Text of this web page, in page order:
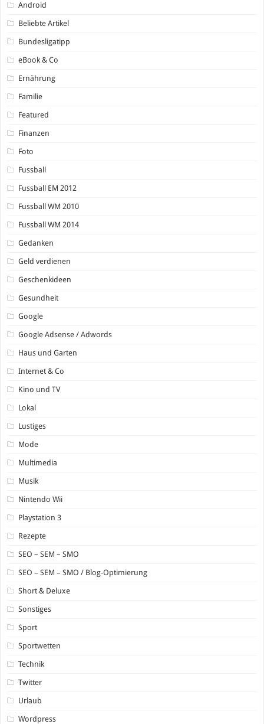
Android
Beliebte Artikel
Bundesligatipp
eBook & Co
Ernährung
Familie
Featured
Finanzen
Foto
Fussball
Fussball EM 2012
Fussball WM 2010
Fussball WM 2014
Gedanken
Geld verdienen
Geschenkideen
Gesundheit
Google
Google Adsense / Adwords
Haus und Garten
Internet & Co
Kino und TV
Lokal
Lustiges
Mode
Multimedia
Musik
Nintendo Wii
Playstation 3
Rezepte
SEO – SEM – SMO
SEO – SEM – SMO / Blog-Optimierung
Short & Deluxe
Sonstiges
Sport
Sportwetten
Technik
Twitter
Urlaub
Wordpress